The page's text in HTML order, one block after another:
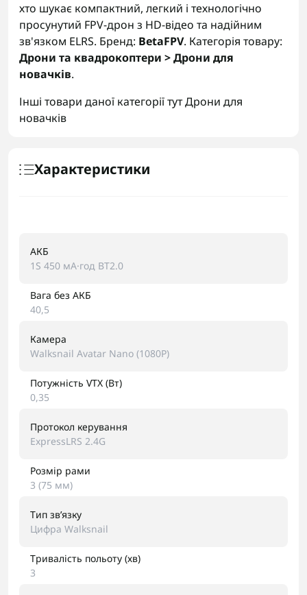
хто шукає компактний, легкий і технологічно
просунутий FPV-дрон з HD-відео та надійним
зв'язком ELRS. Бренд: BetaFPV. Категорія товару:
Дрони та квадрокоптери > Дрони для
новачків.
Інші товари даної категорії тутДрони для
новачків
Характеристики
АКБ
1S 450 мА·год BT2.0
Вага без АКБ
40,5
Камера
Walksnail Avatar Nano (1080P)
Потужність VTX (Вт)
0,35
Протокол керування
ExpressLRS 2.4G
Розмір рами
3 (75 мм)
Тип звʼязку
Цифра Walksnail
Тривалість польоту (хв)
3